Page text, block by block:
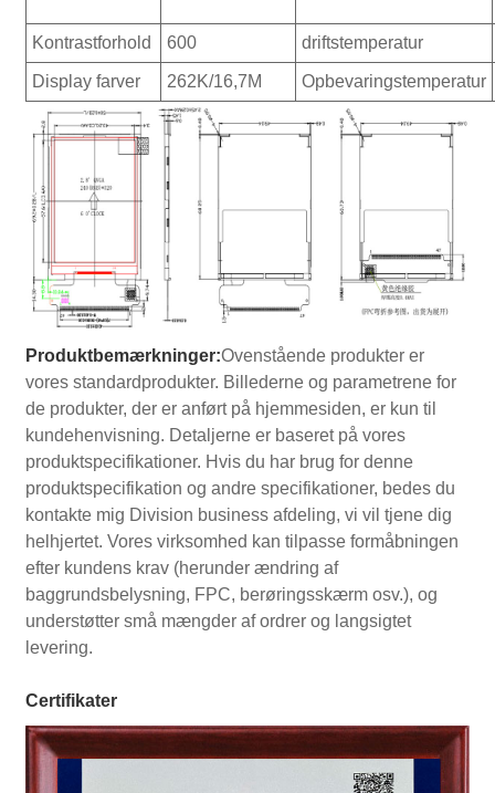
Kontrastforhold 600 driftstemperatur
Display farver 262K/16,7M Opbevaringstemperatur
Produktbemærkninger:Ovenstående produkter er
vores standardprodukter. Billederne og parametrene for
de produkter, der er anført på hjemmesiden, er kun til
kundehenvisning. Detaljerne er baseret på vores
produktspecifikationer. Hvis du har brug for denne
produktspecifikation og andre specifikationer, bedes du
kontakte mig Division business afdeling, vi vil tjene dig
helhjertet. Vores virksomhed kan tilpasse formåbningen
efter kundens krav (herunder ændring af
baggrundsbelysning, FPC, berøringsskærm osv.), og
understøtter små mængder af ordrer og langsigtet
levering.
Certifikater